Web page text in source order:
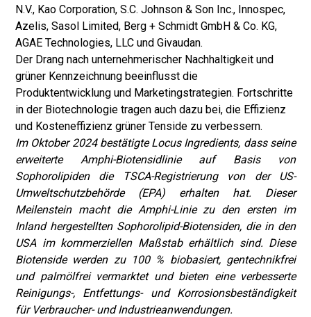
N.V., Kao Corporation, S.C. Johnson & Son Inc., Innospec,
Azelis, Sasol Limited, Berg + Schmidt GmbH & Co. KG,
AGAE Technologies, LLC und Givaudan.
Der Drang nach unternehmerischer Nachhaltigkeit und
grüner Kennzeichnung beeinflusst die
Produktentwicklung und Marketingstrategien. Fortschritte
in der Biotechnologie tragen auch dazu bei, die Effizienz
und Kosteneffizienz grüner Tenside zu verbessern.
Im Oktober 2024 bestätigte Locus Ingredients, dass seine
erweiterte Amphi-Biotensidlinie auf Basis von
Sophorolipiden die TSCA-Registrierung von der US-
Umweltschutzbehörde (EPA) erhalten hat. Dieser
Meilenstein macht die Amphi-Linie zu den ersten im
Inland hergestellten Sophorolipid-Biotensiden, die in den
USA im kommerziellen Maßstab erhältlich sind. Diese
Biotenside werden zu 100 % biobasiert, gentechnikfrei
und palmölfrei vermarktet und bieten eine verbesserte
Reinigungs-, Entfettungs- und Korrosionsbeständigkeit
für Verbraucher- und Industrieanwendungen.